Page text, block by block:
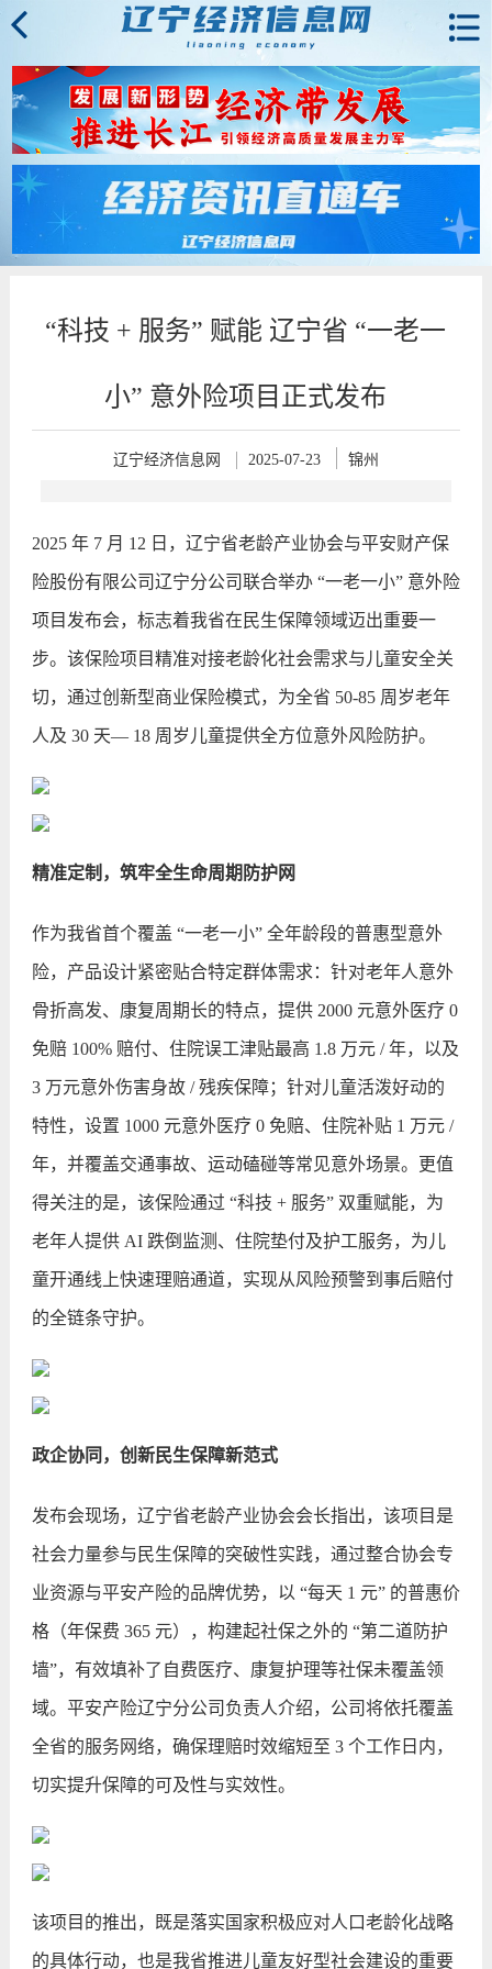
“科技 + 服务” 赋能 辽宁省 “一老一
小” 意外险项目正式发布
辽宁经济信息网 2025-07-23 锦州
2025 年 7 月 12 日，辽宁省老龄产业协会与平安财产保
险股份有限公司辽宁分公司联合举办 “一老一小” 意外险
项目发布会，标志着我省在民生保障领域迈出重要一
步。该保险项目精准对接老龄化社会需求与儿童安全关
切，通过创新型商业保险模式，为全省 50-85 周岁老年
人及 30 天— 18 周岁儿童提供全方位意外风险防护。
精准定制，筑牢全生命周期防护网
作为我省首个覆盖 “一老一小” 全年龄段的普惠型意外
险，产品设计紧密贴合特定群体需求：针对老年人意外
骨折高发、康复周期长的特点，提供 2000 元意外医疗 0
免赔 100% 赔付、住院误工津贴最高 1.8 万元 / 年，以及
3 万元意外伤害身故 / 残疾保障；针对儿童活泼好动的
特性，设置 1000 元意外医疗 0 免赔、住院补贴 1 万元 /
年，并覆盖交通事故、运动磕碰等常见意外场景。更值
得关注的是，该保险通过 “科技 + 服务” 双重赋能，为
老年人提供 AI 跌倒监测、住院垫付及护工服务，为儿
童开通线上快速理赔通道，实现从风险预警到事后赔付
的全链条守护。
政企协同，创新民生保障新范式
发布会现场，辽宁省老龄产业协会会长指出，该项目是
社会力量参与民生保障的突破性实践，通过整合协会专
业资源与平安产险的品牌优势，以 “每天 1 元” 的普惠价
格（年保费 365 元），构建起社保之外的 “第二道防护
墙”，有效填补了自费医疗、康复护理等社保未覆盖领
域。平安产险辽宁分公司负责人介绍，公司将依托覆盖
全省的服务网络，确保理赔时效缩短至 3 个工作日内，
切实提升保障的可及性与实效性。
该项目的推出，既是落实国家积极应对人口老龄化战略
的具体行动，也是我省推进儿童友好型社会建设的重要